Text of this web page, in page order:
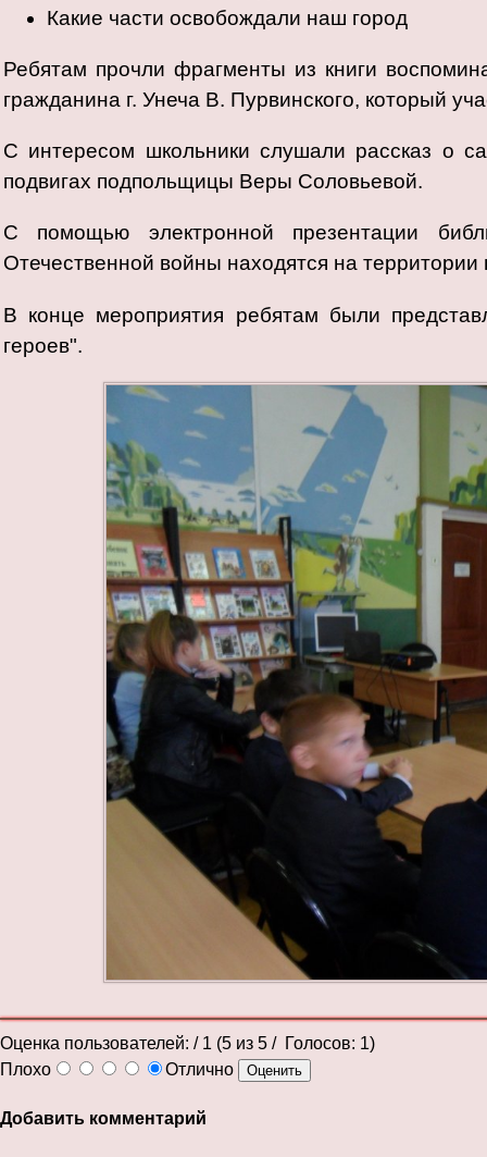
Какие части освобождали наш город
Ребятам прочли фрагменты из книги
гражданина г. Унеча В. Пурвинского, который
С интересом школьники слушали рассказ о
подвигах подпольщицы Веры Соловьевой.
С помощью электронной презентации
Отечественной войны находятся на территории
В конце мероприятия ребятам были
героев".
Оценка пользователей: / 1 (5 из 5 / Голосов: 1)
Плохо
Отлично
Добавить комментарий